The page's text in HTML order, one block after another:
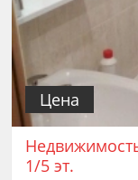
Цена
1/5 эт.